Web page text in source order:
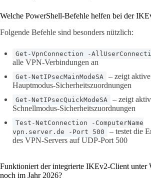
Welche PowerShell-Befehle helfen bei der
Folgende Befehle sind besonders nützlich:
Get-VpnConnection -
alle VPN-Verbindungen an
Get-NetIPsecMainModeSA
– zeigt
Hauptmodus-Sicherheitszuordnungen
Get-NetIPsecQuickModeSA
– zeigt
Schnellmodus-Sicherheitszuordnungen
Test-NetConnection -ComputerName
vpn.server.de -Port 500
– testet die
des VPN-Servers auf UDP-Port 500
Funktioniert der integrierte IKEv2-Client unter
noch im Jahr 2026?